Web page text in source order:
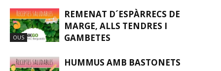
OUS
REMENAT D´ESPÀRRECS DE
MARGE, ALLS TENDRES I
GAMBETES
HUMMUS AMB BASTONETS